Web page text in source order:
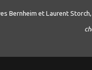
Bernheim et Laurent Storch,